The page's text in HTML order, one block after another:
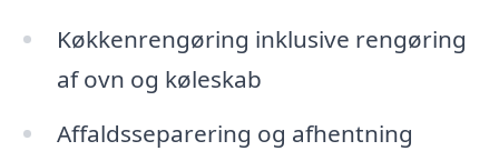
Køkkenrengøring inklusive rengøring
af ovn og køleskab
Affaldsseparering og afhentning